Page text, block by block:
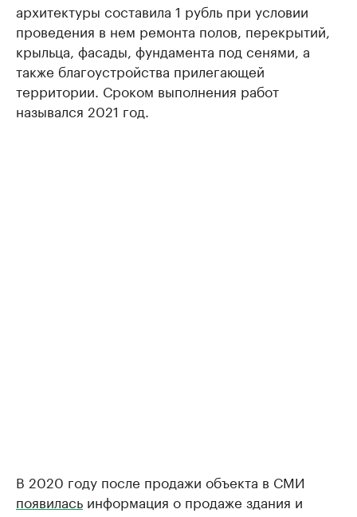
архитектуры составила 1 рубль при условии
проведения в нем ремонта полов, перекрытий,
крыльца, фасады, фундамента под сенями, а
также благоустройства прилегающей
территории. Сроком выполнения работ
назывался 2021 год.
В 2020 году после продажи объекта в СМИ
появилась информация о продаже здания и